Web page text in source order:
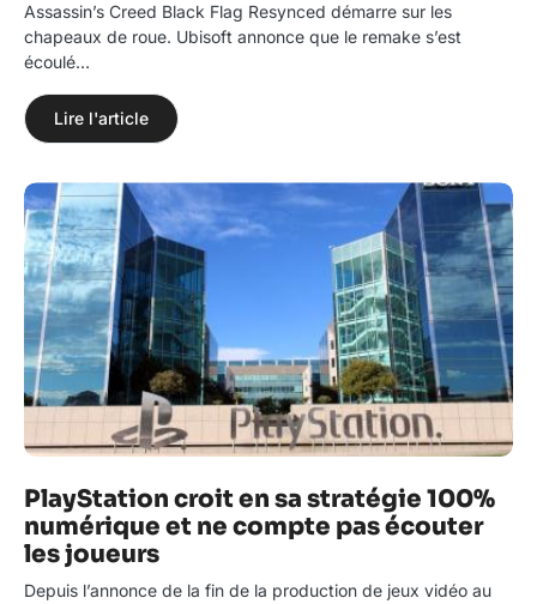
Assassin’s Creed Black Flag Resynced démarre sur les
chapeaux de roue. Ubisoft annonce que le remake s’est
écoulé…
Lire l'article
PlayStation croit en sa stratégie 100%
numérique et ne compte pas écouter
les joueurs
Depuis l’annonce de la fin de la production de jeux vidéo au